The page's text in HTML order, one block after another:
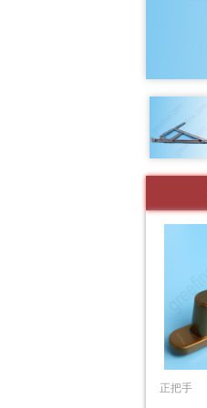
正把手